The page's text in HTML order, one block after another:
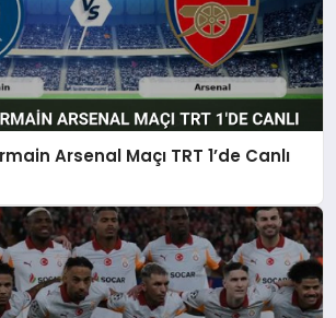
Arsenal Maçı TRT 1’de Canlı